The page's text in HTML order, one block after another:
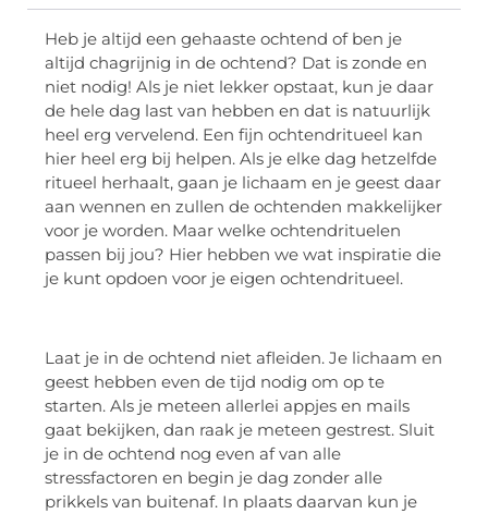
Heb je altijd een gehaaste ochtend of ben je
altijd chagrijnig in de ochtend? Dat is zonde en
niet nodig! Als je niet lekker opstaat, kun je daar
de hele dag last van hebben en dat is natuurlijk
heel erg vervelend. Een fijn ochtendritueel kan
hier heel erg bij helpen. Als je elke dag hetzelfde
ritueel herhaalt, gaan je lichaam en je geest daar
aan wennen en zullen de ochtenden makkelijker
voor je worden. Maar welke ochtendrituelen
passen bij jou? Hier hebben we wat inspiratie die
je kunt opdoen voor je eigen ochtendritueel.
Laat je in de ochtend niet afleiden. Je lichaam en
geest hebben even de tijd nodig om op te
starten. Als je meteen allerlei appjes en mails
gaat bekijken, dan raak je meteen gestrest. Sluit
je in de ochtend nog even af van alle
stressfactoren en begin je dag zonder alle
prikkels van buitenaf. In plaats daarvan kun je